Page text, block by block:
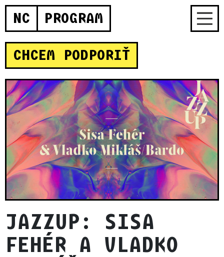
NC PROGRAM
CHCEM PODPORIŤ
JAZZUP: SISA
FEHÉR A VLADKO